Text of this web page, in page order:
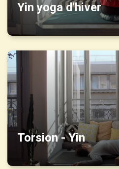
Yin yoga d'hiver
Torsion - Yin